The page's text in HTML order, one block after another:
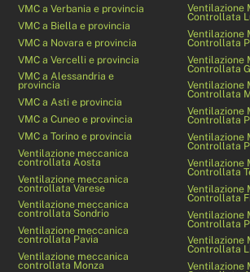
VMC a Verbania e provincia
VMC a Biella e provincia
VMC a Novara e provincia
VMC a Vercelli e provincia
VMC a Alessandria e
provincia
VMC a Asti e provincia
VMC a Cuneo e provincia
VMC a Torino e provincia
Ventilazione meccanica
controllata Aosta
Ventilazione meccanica
controllata Varese
Ventilazione meccanica
controllata Sondrio
Ventilazione meccanica
controllata Pavia
Ventilazione meccanica
controllata Monza
Ventilazione
Controllata
Ventilazione
Controllata
Ventilazione
Controllata
Ventilazione
Controllata
Ventilazione
Controllata
Ventilazione
Controllata
Ventilazione
Controllata
Ventilazione
Controllata
Ventilazione
Controllata
Ventilazione
Controllata
Ventilazione